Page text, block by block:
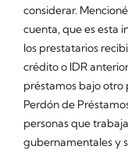
considerar.
cuenta, que es esta
los prestatarios
crédito o IDR
préstamos bajo
Perdón de
personas que
gubernamentales y